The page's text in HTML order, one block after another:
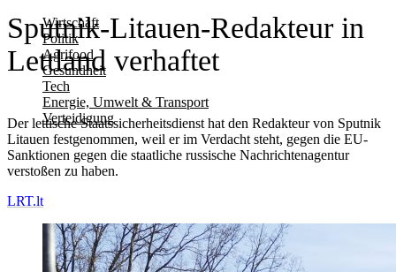
Wirtschaft
Politik
Agrifood
Gesundheit
Tech
Energie, Umwelt & Transport
Verteidigung
Sputnik-Litauen-Redakteur in
Lettland verhaftet
Der lettische Staatssicherheitsdienst hat den Redakteur von Sputnik
Litauen festgenommen, weil er im Verdacht steht, gegen die EU-
Sanktionen gegen die staatliche russische Nachrichtenagentur
verstoßen zu haben.
LRT.lt